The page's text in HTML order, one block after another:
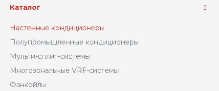
Каталог
Настенные кондиционеры
Полупромышленные кондиционеры
Мульти-сплит-системы
Многозональные VRF-системы
Фанкойлы